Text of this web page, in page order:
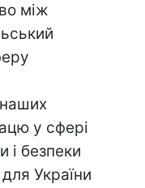
між
у сфері
і безпеки
України